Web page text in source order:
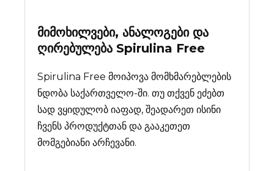
მიმოხილვები, ანალოგები და
ღირებულებაSpirulina Free
Spirulina Free მოიპოვა მომხმარებლების
ნდობა საქართველო-ში. თუ თქვენ ეძებთ
სად ვყიდულობ იაფად, შეადარეთ ისინი
ჩვენს პროდუქტთან და გააკეთეთ
მომგებიანი არჩევანი.